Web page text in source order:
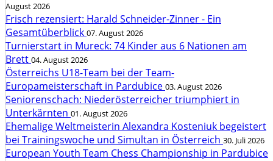
August 2026
Frisch rezensiert: Harald Schneider-Zinner - Ein
Gesamtüberblick 07. August 2026
Turnierstart in Mureck: 74 Kinder aus 6 Nationen am
Brett 04. August 2026
Österreichs U18-Team bei der Team-
Europameisterschaft in Pardubice 03. August 2026
Seniorenschach: Niederösterreicher triumphiert in
Unterkärnten 01. August 2026
Ehemalige Weltmeisterin Alexandra Kosteniuk begeistert
bei Trainingswoche und Simultan in Österreich 30. Juli 2026
European Youth Team Chess Championship in Pardubice